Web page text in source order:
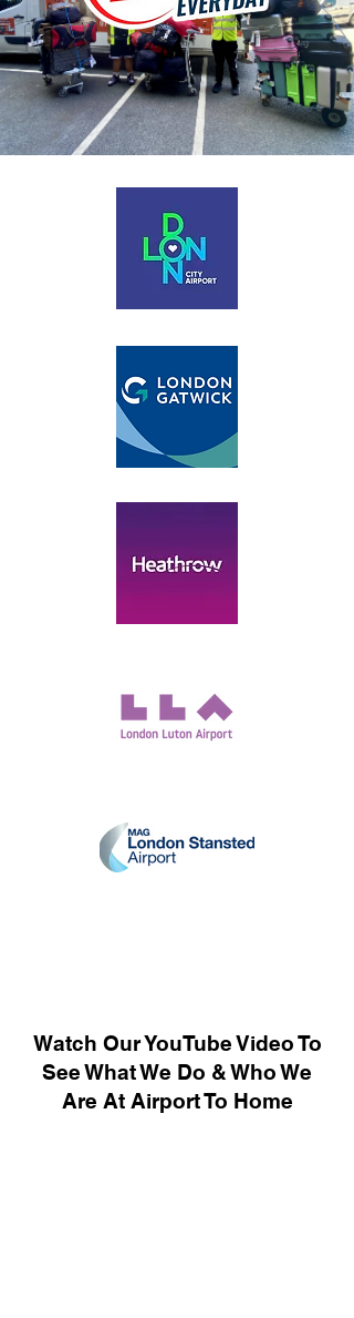
Watch Our YouTube Video To
See What We Do & Who We
Are At Airport To Home